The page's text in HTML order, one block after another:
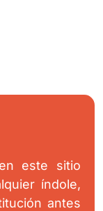
este sitio
índole,
antes